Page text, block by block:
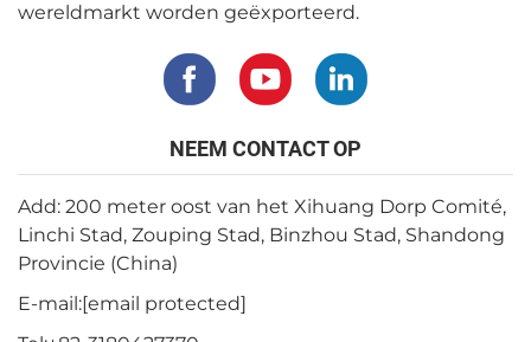
wereldmarkt worden geëxporteerd.
NEEM CONTACT OP
Add: 200 meter oost van het Xihuang Dorp Comité,
Linchi Stad, Zouping Stad, Binzhou Stad, Shandong
Provincie (China)
E-mail:[email protected]